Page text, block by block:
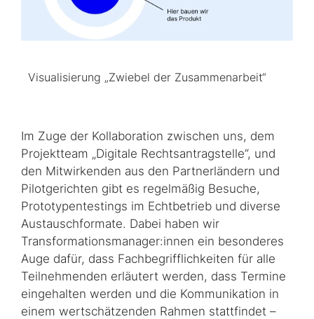
Visualisierung „Zwiebel der Zusammenarbeit“
Im Zuge der Kollaboration zwischen uns, dem
Projektteam „Digitale Rechtsantragstelle“, und
den Mitwirkenden aus den Partnerländern und
Pilotgerichten gibt es regelmäßig Besuche,
Prototypen­testings im Echtbetrieb und diverse
Austauschformate. Dabei haben wir
Transformations­manager:innen ein besonderes
Auge dafür, dass Fachbegrifflichkeiten für alle
Teilnehmenden erläutert werden, dass Termine
eingehalten werden und die Kommunikation in
einem wertschätzenden Rahmen stattfindet –